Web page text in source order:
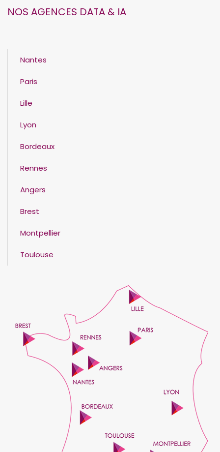
NOS AGENCES DATA & IA
Nantes
Paris
Lille
Lyon
Bordeaux
Rennes
Angers
Brest
Montpellier
Toulouse